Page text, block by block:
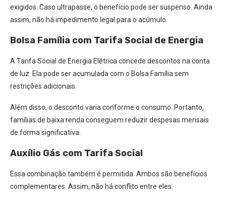
exigidos. Caso ultrapasse, o benefício pode ser suspenso. Ainda
assim, não há impedimento legal para o acúmulo.
Bolsa Família com Tarifa Social de Energia
A Tarifa Social de Energia Elétrica concede descontos na conta
de luz. Ela pode ser acumulada com o Bolsa Família sem
restrições adicionais.
Além disso, o desconto varia conforme o consumo. Portanto,
famílias de baixa renda conseguem reduzir despesas mensais
de forma significativa.
Auxílio Gás com Tarifa Social
Essa combinação também é permitida. Ambos são benefícios
complementares. Assim, não há conflito entre eles.